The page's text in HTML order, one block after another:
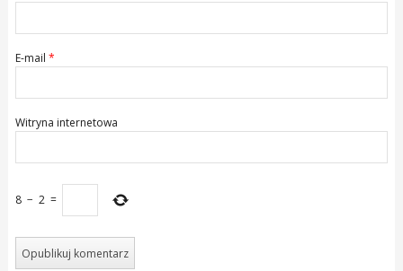
E-mail *
Witryna internetowa
8 − 2 =